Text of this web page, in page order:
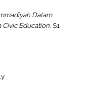
Dalam
Education. S1